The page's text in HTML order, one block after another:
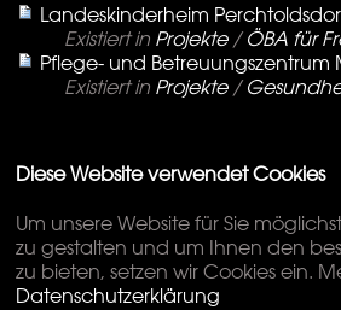
Landeskinderheim
Existiert in Projekte / ÖBA für
Pflege- und Betreuungszentrum
Existiert in Projekte /
Diese Website verwendet Cookies
Um unsere Website für Sie
zu gestalten und um Ihnen den
zu bieten, setzen wir Cookies ein.
Datenschutzerklärung